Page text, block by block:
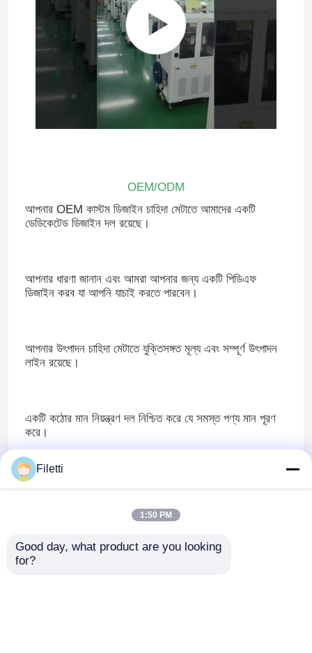
OEM/ODM
আপনার OEM কাস্টম ডিজাইন চাহিদা মেটাতে আমাদের একটি
ডেডিকেটেড ডিজাইন দল রয়েছে।
আপনার ধারণা জানান এবং আমরা আপনার জন্য একটি পিডিএফ
ডিজাইন করব যা আপনি যাচাই করতে পারবেন।
আপনার উৎপাদন চাহিদা মেটাতে যুক্তিসঙ্গত মূল্য এবং সম্পূর্ণ উৎপাদন
লাইন রয়েছে।
একটি কঠোর মান নিয়ন্ত্রণ দল নিশ্চিত করে যে সমস্ত পণ্য মান পূরণ
করে।
আমরা গ্রাহকের প্রক্রিয়াকরণের প্রয়োজনীয়তা কঠোরভাবে অনুসরণ
আপনার OEM বা ODM সংক্রান্ত যেকোনো আলোচনা স্বাগত
Filetti
1:50 PM
Good day, what product are you looking
for?